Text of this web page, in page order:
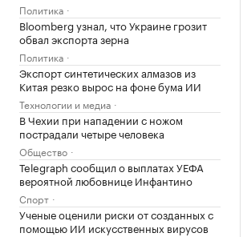
Политика
Bloomberg узнал, что Украине грозит
обвал экспорта зерна
Политика
Экспорт синтетических алмазов из
Китая резко вырос на фоне бума ИИ
Технологии и медиа
В Чехии при нападении с ножом
пострадали четыре человека
Общество
Telegraph сообщил о выплатах УЕФА
вероятной любовнице Инфантино
Спорт
Ученые оценили риски от созданных с
помощью ИИ искусственных вирусов